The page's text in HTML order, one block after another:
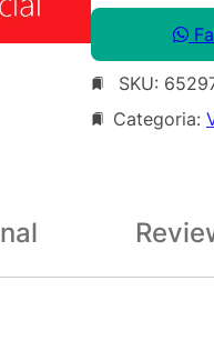
SKU:
Categoria: